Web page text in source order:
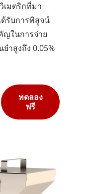
เมตริกที่มา
รับการพิสูจน์
ญในการจ่าย
ำสูงถึง 0.05%
ทดลอง
ฟรี